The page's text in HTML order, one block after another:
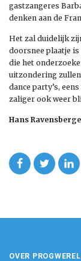
gastzangeres
denken aan de
Het zal duidelijk
doorsnee plaatje
die het
uitzondering
dance party’s,
zaliger ook weer
Hans
OVER